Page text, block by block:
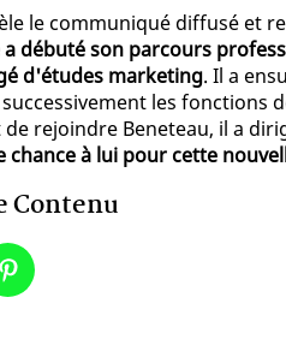
le communiqué diffusé et
a débuté son parcours
d'études marketing. Il a
les
de rejoindre Beneteau, il a
chance à lui pour cette
Contenu